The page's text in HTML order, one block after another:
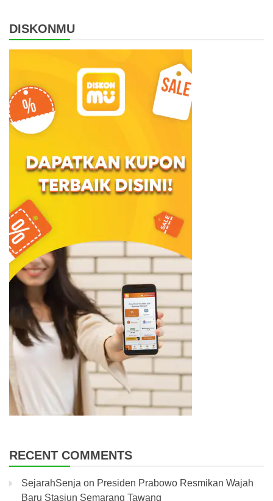
DISKONMU
RECENT COMMENTS
SejarahSenja on Presiden Prabowo Resmikan Wajah
Baru Stasiun Semarang Tawang